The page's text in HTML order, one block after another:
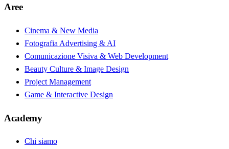
Aree
Cinema & New Media
Fotografia Advertising & AI
Comunicazione Visiva & Web Development
Beauty Culture & Image Design
Project Management
Game & Interactive Design
Academy
Chi siamo